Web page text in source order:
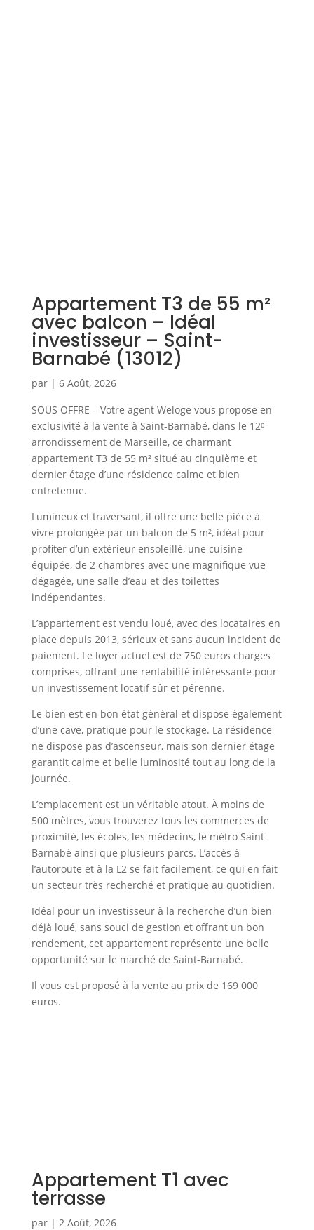
Appartement T3 de 55 m²
avec balcon – Idéal
investisseur – Saint-
Barnabé (13012)
par | 6 Août, 2026
SOUS OFFRE – Votre agent Weloge vous propose en
exclusivité à la vente à Saint-Barnabé, dans le 12ᵉ
arrondissement de Marseille, ce charmant
appartement T3 de 55 m² situé au cinquième et
dernier étage d’une résidence calme et bien
entretenue.
Lumineux et traversant, il offre une belle pièce à
vivre prolongée par un balcon de 5 m², idéal pour
profiter d’un extérieur ensoleillé, une cuisine
équipée, de 2 chambres avec une magnifique vue
dégagée, une salle d’eau et des toilettes
indépendantes.
L’appartement est vendu loué, avec des locataires en
place depuis 2013, sérieux et sans aucun incident de
paiement. Le loyer actuel est de 750 euros charges
comprises, offrant une rentabilité intéressante pour
un investissement locatif sûr et pérenne.
Le bien est en bon état général et dispose également
d’une cave, pratique pour le stockage. La résidence
ne dispose pas d’ascenseur, mais son dernier étage
garantit calme et belle luminosité tout au long de la
journée.
L’emplacement est un véritable atout. À moins de
500 mètres, vous trouverez tous les commerces de
proximité, les écoles, les médecins, le métro Saint-
Barnabé ainsi que plusieurs parcs. L’accès à
l’autoroute et à la L2 se fait facilement, ce qui en fait
un secteur très recherché et pratique au quotidien.
Idéal pour un investisseur à la recherche d’un bien
déjà loué, sans souci de gestion et offrant un bon
rendement, cet appartement représente une belle
opportunité sur le marché de Saint-Barnabé.
Il vous est proposé à la vente au prix de 169 000
euros.
Appartement T1 avec
terrasse
par | 2 Août, 2026